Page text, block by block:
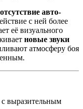
отсутствие авто-
с ней более
её визуального
новые звуки
атмосферу боя
выразительным